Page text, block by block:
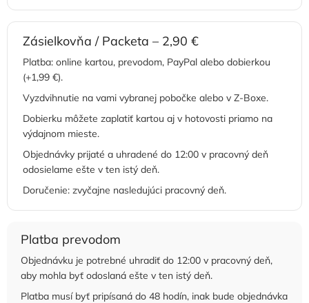
Zásielkovňa / Packeta – 2,90 €
Platba: online kartou, prevodom, PayPal alebo dobierkou
(+1,99 €).
Vyzdvihnutie na vami vybranej pobočke alebo v Z-Boxe.
Dobierku môžete zaplatiť kartou aj v hotovosti priamo na
výdajnom mieste.
Objednávky prijaté a uhradené do 12:00 v pracovný deň
odosielame ešte v ten istý deň.
Doručenie: zvyčajne nasledujúci pracovný deň.
Platba prevodom
Objednávku je potrebné uhradiť do 12:00 v pracovný deň,
aby mohla byť odoslaná ešte v ten istý deň.
Platba musí byť pripísaná do 48 hodín, inak bude objednávka